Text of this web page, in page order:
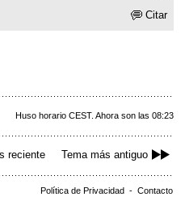
Citar
Huso horario CEST. Ahora son las 08:23
reciente Tema más antiguo
Política de Privacidad - Contacto